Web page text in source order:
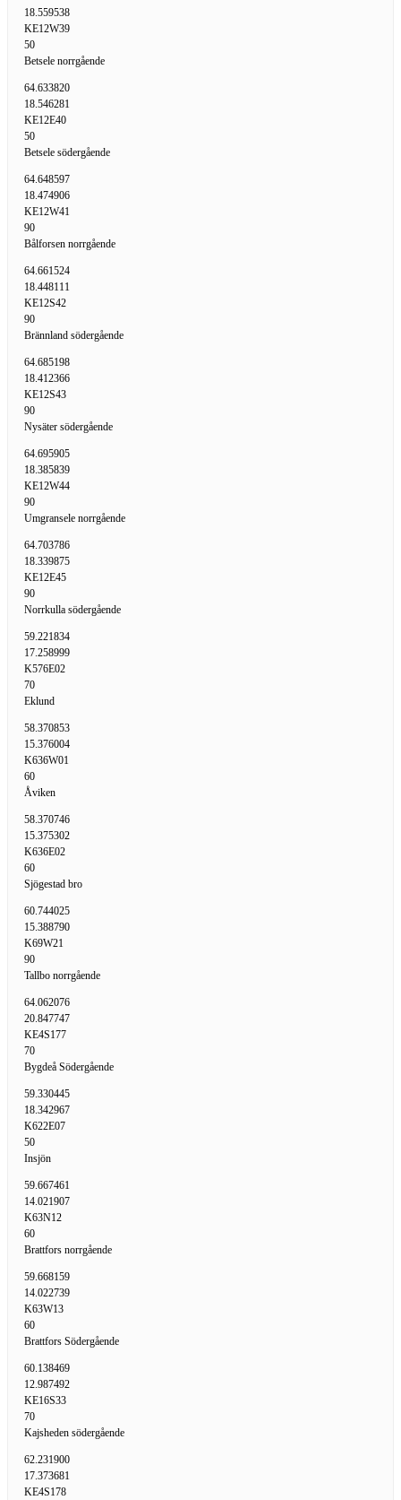
18.559538
KE12W39
50
Betsele norrgående
64.633820
18.546281
KE12E40
50
Betsele södergående
64.648597
18.474906
KE12W41
90
Bålforsen norrgående
64.661524
18.448111
KE12S42
90
Brännland södergående
64.685198
18.412366
KE12S43
90
Nysäter södergående
64.695905
18.385839
KE12W44
90
Umgransele norrgående
64.703786
18.339875
KE12E45
90
Norrkulla södergående
59.221834
17.258999
K576E02
70
Eklund
58.370853
15.376004
K636W01
60
Åviken
58.370746
15.375302
K636E02
60
Sjögestad bro
60.744025
15.388790
K69W21
90
Tallbo norrgående
64.062076
20.847747
KE4S177
70
Bygdeå Södergående
59.330445
18.342967
K622E07
50
Insjön
59.667461
14.021907
K63N12
60
Brattfors norrgående
59.668159
14.022739
K63W13
60
Brattfors Södergående
60.138469
12.987492
KE16S33
70
Kajsheden södergående
62.231900
17.373681
KE4S178